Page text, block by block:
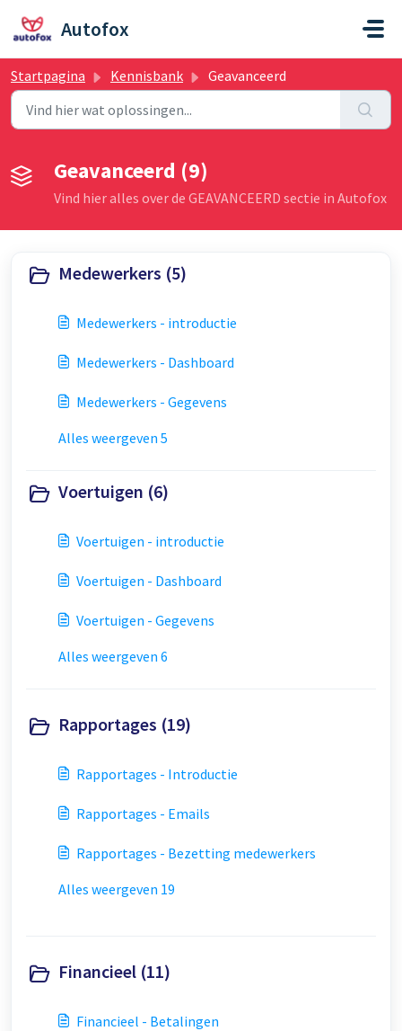
Autofox
Startpagina Kennisbank Geavanceerd
Geavanceerd (9)
Vind hier alles over de GEAVANCEERD sectie in Autofox
Medewerkers (5)
Medewerkers - introductie
Medewerkers - Dashboard
Medewerkers - Gegevens
Alles weergeven 5
Voertuigen (6)
Voertuigen - introductie
Voertuigen - Dashboard
Voertuigen - Gegevens
Alles weergeven 6
Rapportages (19)
Rapportages - Introductie
Rapportages - Emails
Rapportages - Bezetting medewerkers
Alles weergeven 19
Financieel (11)
Financieel - Betalingen